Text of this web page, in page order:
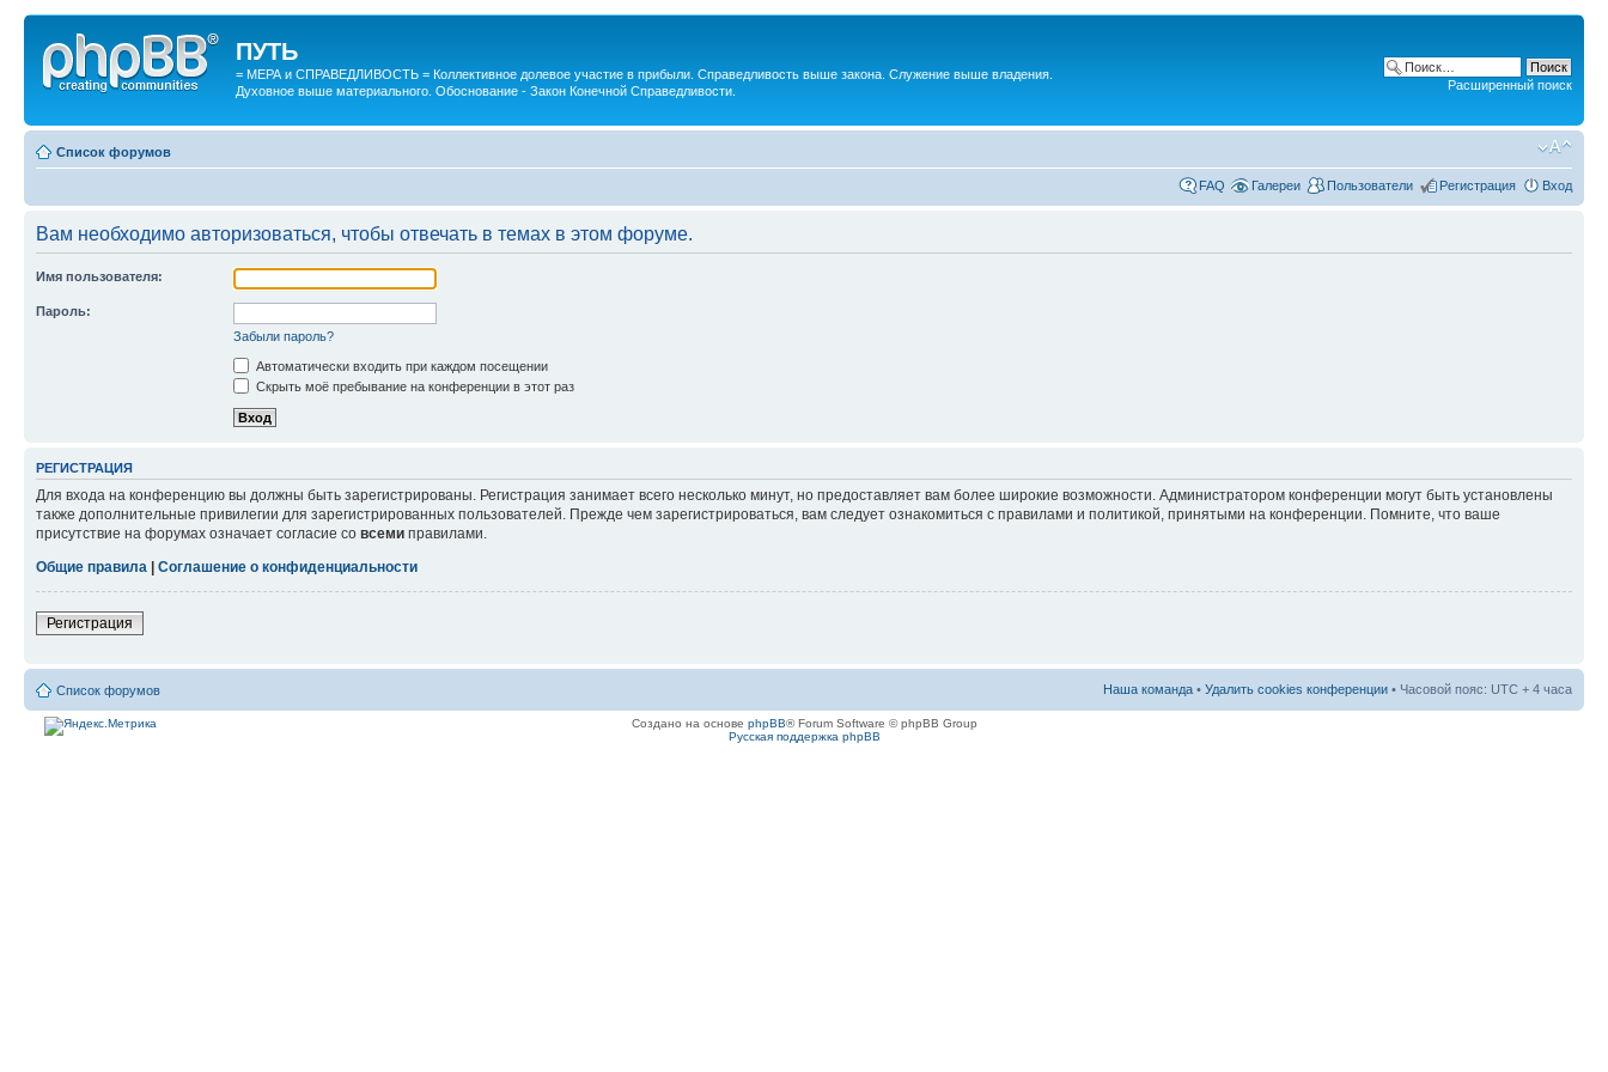
ПУТЬ
= МЕРА и СПРАВЕДЛИВОСТЬ = Коллективное долевое участие в прибыли. Справедливость выше закона. Служение выше владения.
Духовное выше материального. Обоснование - Закон Конечной Справедливости.
Расширенный поиск
Список форумов
FAQ Галереи Пользователи Регистрация Вход
Вам необходимо авторизоваться, чтобы отвечать в темах в этом форуме.
Имя пользователя:
Пароль:
Забыли пароль?
Автоматически входить при каждом посещении
Скрыть моё пребывание на конференции в этот раз
РЕГИСТРАЦИЯ
Для входа на конференцию вы должны быть зарегистрированы. Регистрация занимает всего несколько минут, но предоставляет вам более широкие возможности. Администратором конференции могут быть установлены
также дополнительные привилегии для зарегистрированных пользователей. Прежде чем зарегистрироваться, вам следует ознакомиться с правилами и политикой, принятыми на конференции. Помните, что ваше
присутствие на форумах означает согласие со всеми правилами.
Общие правила
Соглашение о конфиденциальности
Регистрация
Список форумов Наша команда • Удалить cookies конференции • Часовой пояс: UTC + 4 часа
Создано на основе phpBB® Forum Software © phpBB Group
Русская поддержка phpBB